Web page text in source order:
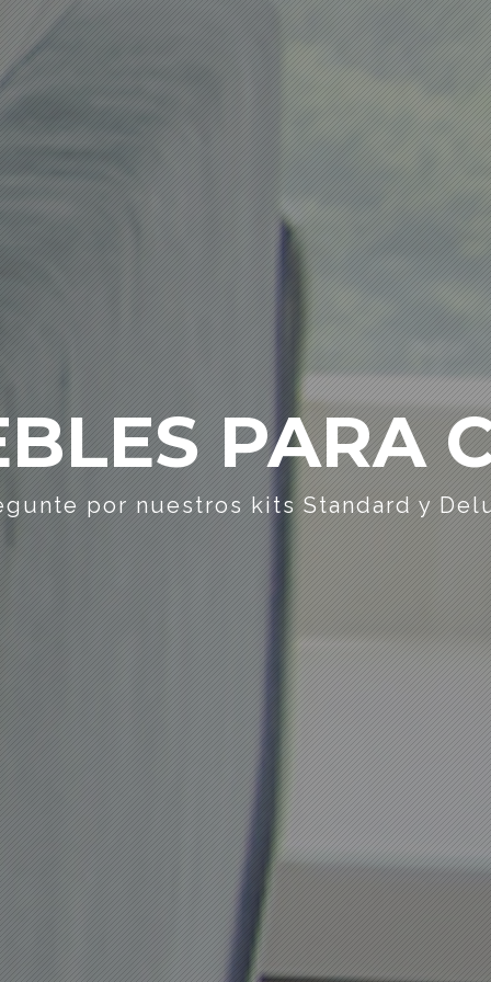
PARA
por nuestros kits Standard y